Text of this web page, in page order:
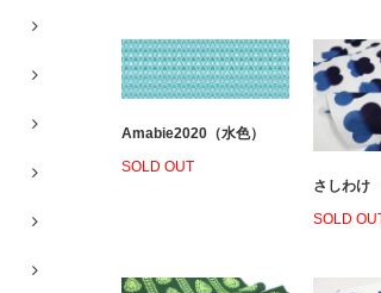
Amabie2020（水色）
SOLD OUT
さしわけ
SOLD